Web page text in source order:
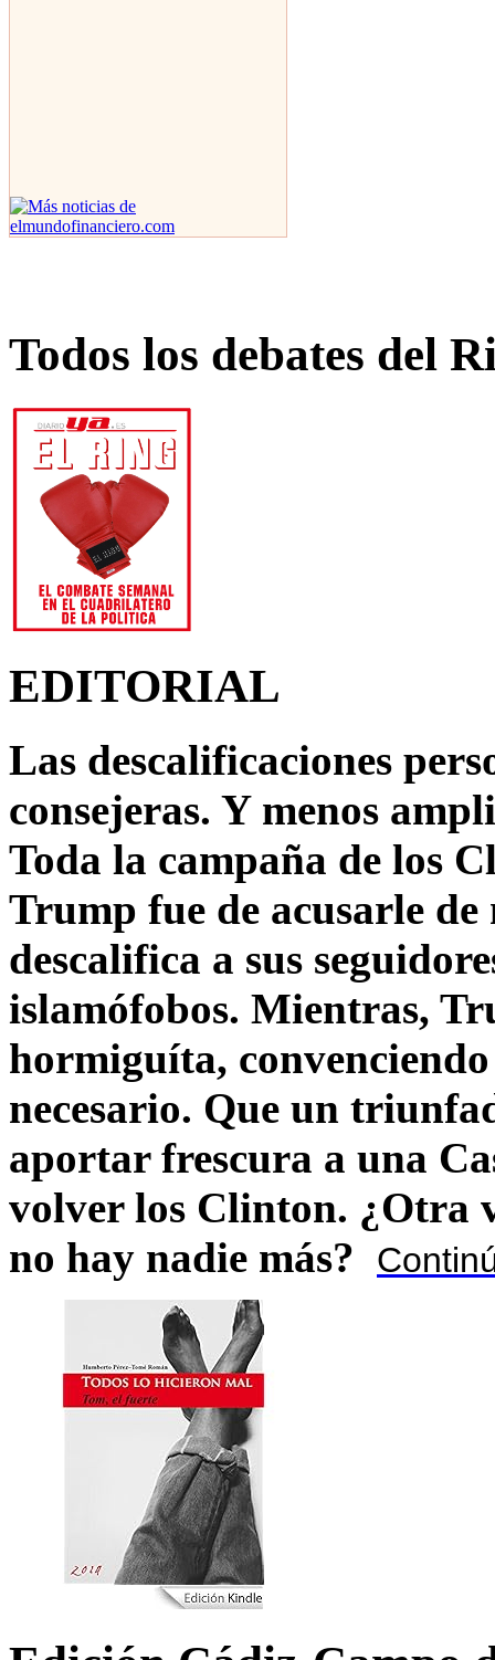
Todos los debates del
EDITORIAL
Las descalificaciones
consejeras. Y menos
Toda la campaña de los
Trump fue de acusarle
descalifica a sus
islamófobos. Mientras,
hormiguíta,
necesario. Que un
aportar frescura a una
volver los Clinton. ¿Otra
no hay nadie más?